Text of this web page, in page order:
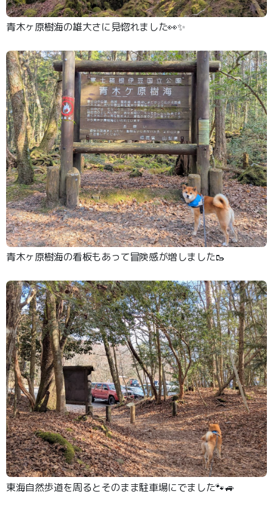
青木ヶ原樹海の雄大さに見惚れました👀✨
青木ヶ原樹海の看板もあって冒険感が増しました🥾
東海自然歩道を周るとそのまま駐車場にでました🐾🚙